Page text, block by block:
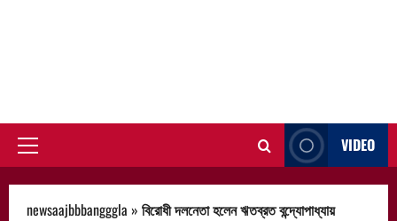
Primary
VIDEO
newsaajbbbangggla » বিরোধী দলনেতা হলেন ঋতব্রত বন্দ্যোপাধ্যায়